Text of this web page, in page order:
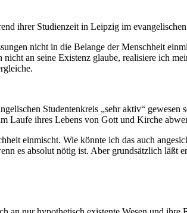
ihrer Studienzeit in Leipzig im
nicht in die Belange der Menschheit
an seine Existenz glaube, realisiere ich
Studentenkreis „sehr aktiv“ gewesen
Laufe ihres Lebens von Gott und Kirche
einmischt. Wie könnte ich das auch
es absolut nötig ist. Aber grundsätzlich läßt